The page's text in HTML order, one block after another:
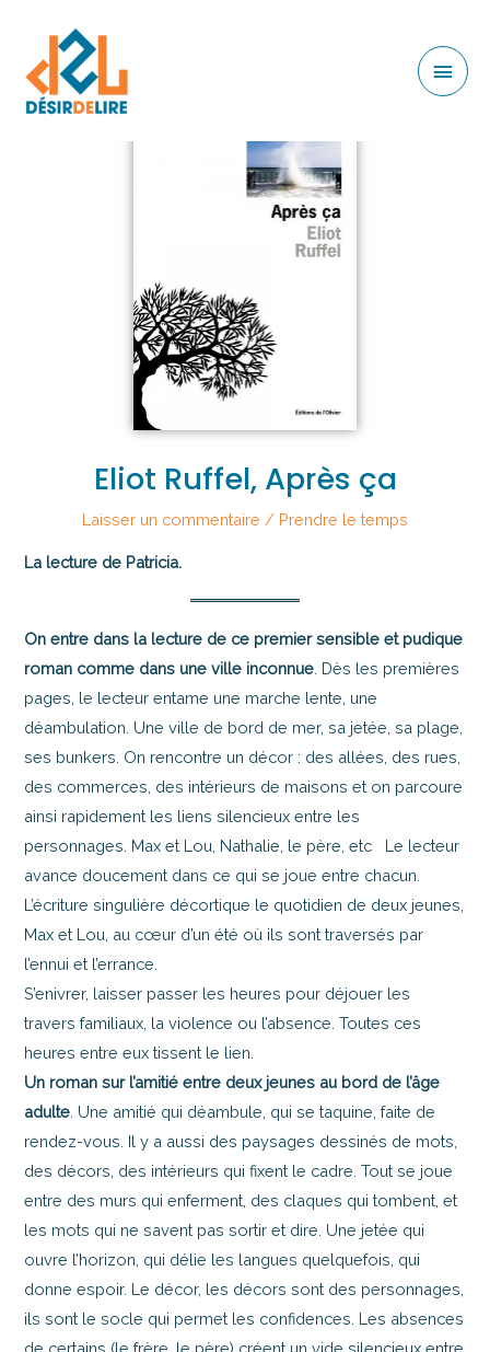
Eliot Ruffel, Après ça
Laisser un commentaire / Prendre le temps
La lecture de Patricia.
On entre dans la lecture de ce premier sensible et pudique
roman comme dans une ville inconnue . Dès les premières
pages, le lecteur entame une marche lente, une
déambulation. Une ville de bord de mer, sa jetée, sa plage,
ses bunkers. On rencontre un décor : des allées, des rues,
des commerces, des intérieurs de maisons et on parcoure
ainsi rapidement les liens silencieux entre les
personnages. Max et Lou, Nathalie, le père, etc Le lecteur
avance doucement dans ce qui se joue entre chacun.
L’écriture singulière décortique le quotidien de deux jeunes,
Max et Lou, au cœur d’un été où ils sont traversés par
l’ennui et l’errance.
S’enivrer, laisser passer les heures pour déjouer les
travers familiaux, la violence ou l’absence. Toutes ces
heures entre eux tissent le lien.
Un roman sur l’amitié entre deux jeunes au bord de l’âge
adulte . Une amitié qui déambule, qui se taquine, faite de
rendez-vous. Il y a aussi des paysages dessinés de mots,
des décors, des intérieurs qui fixent le cadre. Tout se joue
entre des murs qui enferment, des claques qui tombent, et
les mots qui ne savent pas sortir et dire. Une jetée qui
ouvre l’horizon, qui délie les langues quelquefois, qui
donne espoir. Le décor, les décors sont des personnages,
ils sont le socle qui permet les confidences. Les absences
de certains (le frère, le père) créent un vide silencieux entre